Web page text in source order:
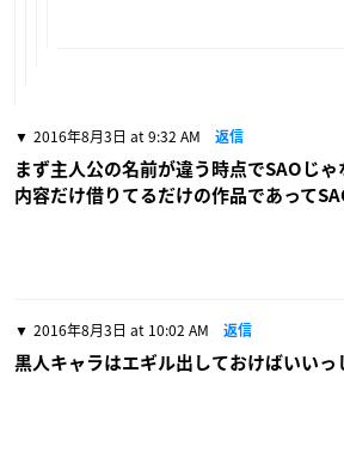
2016年8月3日 at 9:32 AM 返信
まず主人公の名前が違う時点でSAOじゃ
内容だけ借りてるだけの作品であって
2016年8月3日 at 10:02 AM 返信
黒人キャラはエギル出しておけばいいっ